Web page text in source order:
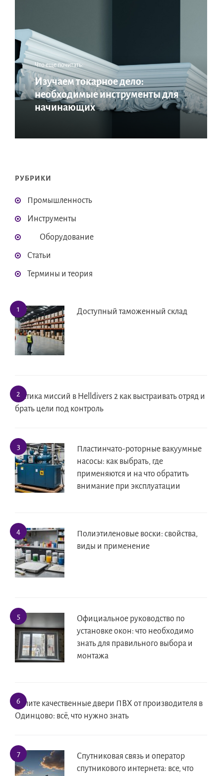
Что еще почитать:
Изучаем токарное дело:
необходимые инструменты для
начинающих
РУБРИКИ
Промышленность
Инструменты
Оборудование
Статьи
Термины и теория
Доступный таможенный склад
Тактика миссий в Helldivers 2 как выстраивать отряд и
брать цели под контроль
Пластинчато-роторные вакуумные
насосы: как выбрать, где
применяются и на что обратить
внимание при эксплуатации
Полиэтиленовые воски: свойства,
виды и применение
Официальное руководство по
установке окон: что необходимо
знать для правильного выбора и
монтажа
Купите качественные двери ПВХ от производителя в
Одинцово: всё, что нужно знать
Спутниковая связь и оператор
спутникового интернета: все, что